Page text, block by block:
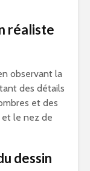
réaliste
observant la
des détails
et des
le nez de
dessin